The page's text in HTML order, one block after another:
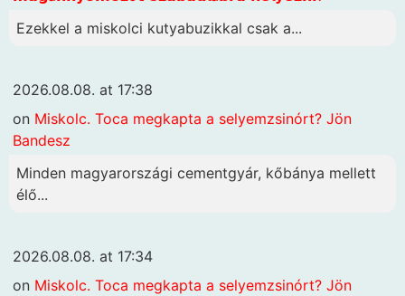
Ezekkel a miskolci kutyabuzikkal csak a...
2026.08.08. at 17:38
on Miskolc. Toca megkapta a selyemzsinórt? Jön
Bandesz
Minden magyarországi cementgyár, kőbánya mellett
élő...
2026.08.08. at 17:34
on Miskolc. Toca megkapta a selyemzsinórt? Jön